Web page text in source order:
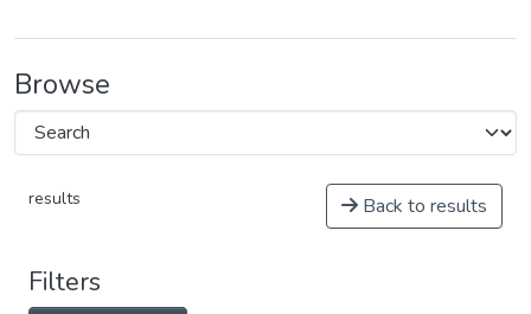
Browse
results Back to results
Filters